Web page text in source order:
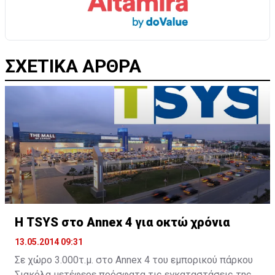
ΣΧΕΤΙΚΑ ΑΡΘΡΑ
Η TSYS στο Annex 4 για οκτώ χρόνια
13.05.2014 09:31
Σε χώρο 3.000τ.μ. στο Annex 4 του εμπορικού πάρκου